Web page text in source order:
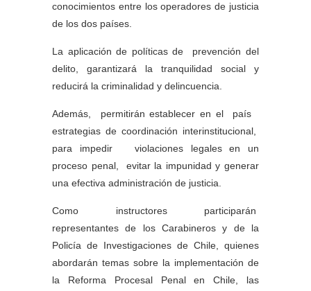
conocimientos entre los operadores de justicia
de los dos países.
La aplicación de políticas de prevención del
delito, garantizará la tranquilidad social y
reducirá la criminalidad y delincuencia.
Además, permitirán establecer en el país
estrategias de coordinación interinstitucional,
para impedir violaciones legales en un
proceso penal, evitar la impunidad y generar
una efectiva administración de justicia.
Como instructores participarán
representantes de los Carabineros y de la
Policía de Investigaciones de Chile, quienes
abordarán temas sobre la implementación de
la Reforma Procesal Penal en Chile, las